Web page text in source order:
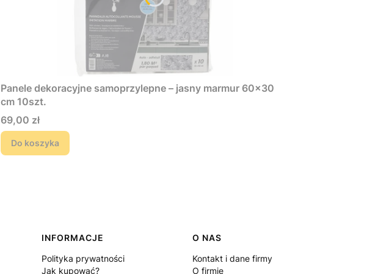
Panele dekoracyjne samoprzylepne – jasny marmur 60×30
cm 10szt.
Cena
69,00 zł
Do koszyka
INFORMACJE
Polityka prywatności
Jak kupować?
O NAS
Kontakt i dane firmy
O firmie